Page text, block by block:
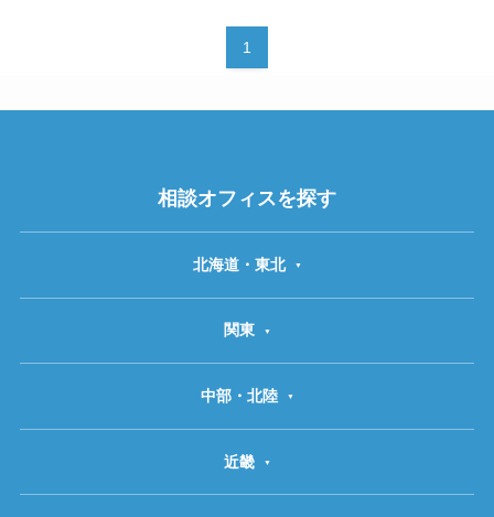
1
相談オフィスを探す
北海道・東北
関東
中部・北陸
近畿